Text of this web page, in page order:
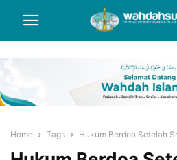
Home Tags Hukum Berdoa Setelah